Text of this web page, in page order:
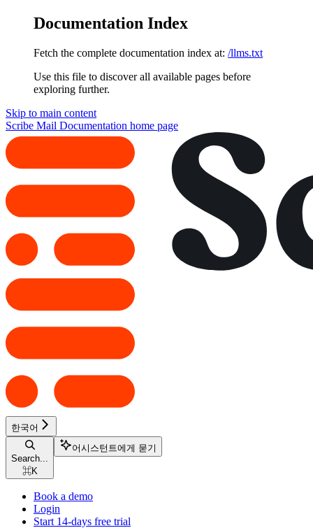
Documentation Index
Fetch the complete documentation index at: /llms.txt
Use this file to discover all available pages before
exploring further.
Skip to main content
Scribe Mail Documentation home page
한국어
Search...
⌘K
어시스턴트에게 묻기
Book a demo
Login
Start 14-days free trial